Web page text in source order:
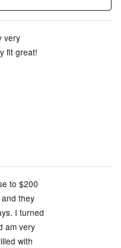
very
fit great!
to $200
they
I turned
am very
with